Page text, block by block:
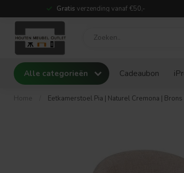
Gratis verzending vanaf €50,-
Alle categorieën Cadeaubon
Home Eetkamerstoel Pia | Naturel Cremona |